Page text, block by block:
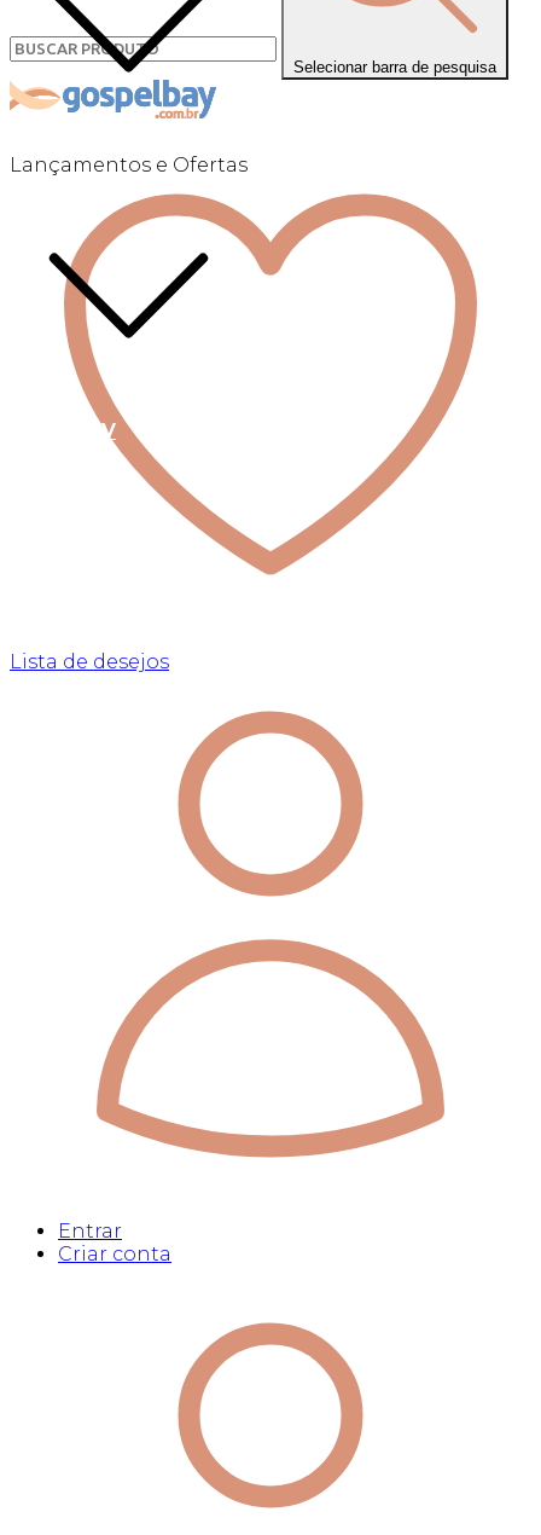
Lançamentos e Ofertas
Linha +QV
Selecionar barra de pesquisa
Lista de desejos
Entrar
Criar conta